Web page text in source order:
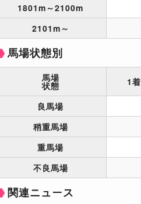
1801m～2100m
2101m～
馬場状態別
馬場
状態 1着
良馬場
稍重馬場
重馬場
不良馬場
関連ニュース